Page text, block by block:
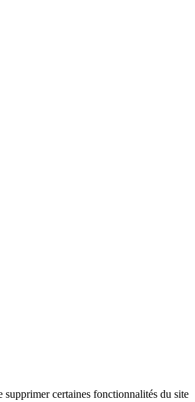
certaines fonctionnalités du site